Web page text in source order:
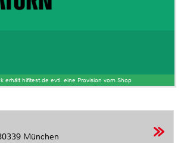
erhält hifitest.de evtl. eine Provision vom Shop
München